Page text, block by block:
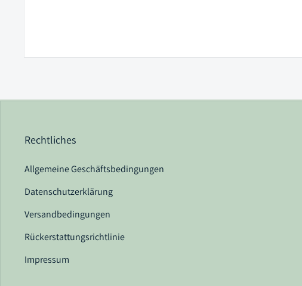
Rechtliches
Allgemeine Geschäftsbedingungen
Datenschutzerklärung
Versandbedingungen
Rückerstattungsrichtlinie
Impressum